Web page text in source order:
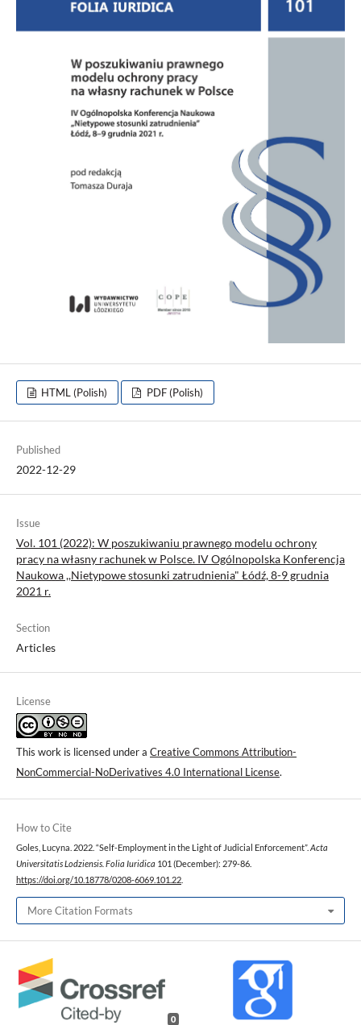
HTML (Polish) PDF (Polish)
Published
2022-12-29
Issue
Vol. 101 (2022): W poszukiwaniu prawnego modelu ochrony
pracy na własny rachunek w Polsce. IV Ogólnopolska Konferencja
Naukowa ,,Nietypowe stosunki zatrudnienia" Łódź, 8-9 grudnia
2021 r.
Section
Articles
License
This work is licensed under a Creative Commons Attribution-
NonCommercial-NoDerivatives 4.0 International License.
How to Cite
Goles, Lucyna. 2022. “Self-Employment in the Light of Judicial Enforcement”. Acta
Universitatis Lodziensis. Folia Iuridica 101 (December): 279-86.
https://doi.org/10.18778/0208-6069.101.22
More Citation Formats
0